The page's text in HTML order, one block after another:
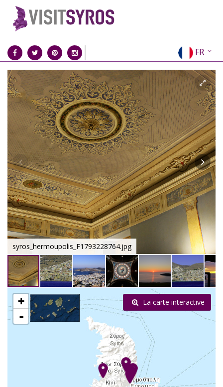
FR
EN
EL
DE
IT
ES
RU
CN
syros_hermoupolis_F1793228764.jpg
+
-
La carte interactive